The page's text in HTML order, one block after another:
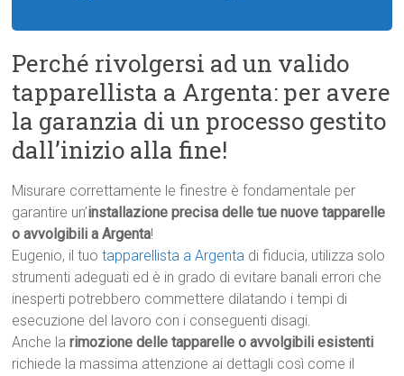
Perché rivolgersi ad un valido
tapparellista a Argenta: per avere
la garanzia di un processo gestito
dall’inizio alla fine!
Misurare correttamente le finestre è fondamentale per
garantire un’installazione precisa delle tue nuove tapparelle
o avvolgibili a Argenta!
Eugenio, il tuotapparellista a Argenta di fiducia, utilizza solo
strumenti adeguati ed è in grado di evitare banali errori che
inesperti potrebbero commettere dilatando i tempi di
esecuzione del lavoro con i conseguenti disagi.
Anche larimozione delle tapparelle o avvolgibili esistenti
richiede la massima attenzione ai dettagli così come il